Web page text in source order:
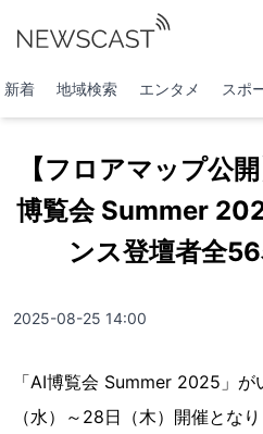
新着 地域検索 エンタメ スポ
【フロアマップ公
博覧会 Summer
ンス登壇者全
2025-08-25 14:00
「AI博覧会 Summer 2025」
（水）～28日（木）開催とな